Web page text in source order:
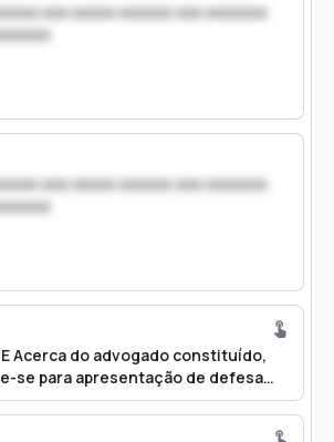
xxx xxxxx xxxxxx xxx xxxxxxx
xxx xxxxx xxxxxx xxx xxxxxxx
Acerca do advogado constituído,
se para apresentação de defesa
se mandado para tentativa de
à clinica informada (fl 144, II).